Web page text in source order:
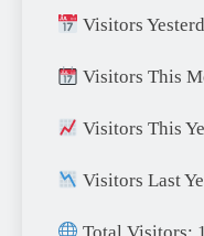
Visitors
Visitors This
Visitors This
Visitors Last